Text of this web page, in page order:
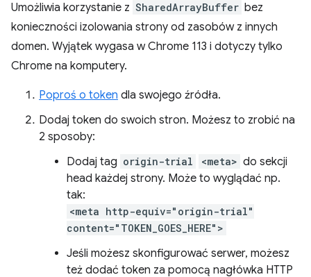
Umożliwia korzystanie z SharedArrayBuffer bez
konieczności izolowania strony od zasobów z innych
domen. Wyjątek wygasa w Chrome 113 i dotyczy tylko
Chrome na komputery.
Poproś o token dla swojego źródła.
Dodaj token do swoich stron. Możesz to zrobić na
2 sposoby:
Dodaj tag origin-trial <meta> do sekcji
head każdej strony. Może to wyglądać np.
tak:
<meta http-equiv="origin-trial"
content="TOKEN_GOES_HERE">
Jeśli możesz skonfigurować serwer, możesz
też dodać token za pomocą nagłówka HTTP